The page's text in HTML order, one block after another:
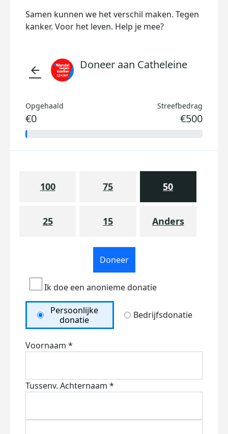
Samen kunnen we het verschil maken. Tegen
kanker. Voor het leven. Help je mee?
arrow_back Doneer aan Catheleine
Opgehaald
€0
Streefbedrag
€500
100 75 50
25 15 Anders
Doneer
Ik doe een anonieme donatie
Persoonlijke
donatie
Bedrijfsdonatie
Voornaam *
Tussenv. Achternaam *